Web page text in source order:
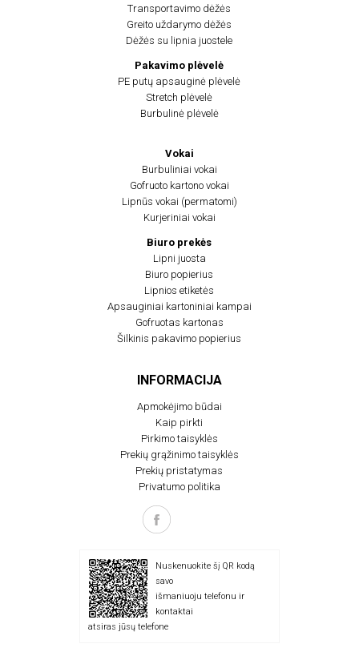
Transportavimo dėžės
Greito uždarymo dėžės
Dėžės su lipnia juostele
Pakavimo plėvelė
PE putų apsauginė plėvelė
Stretch plėvelė
Burbulinė plėvelė
Vokai
Burbuliniai vokai
Gofruoto kartono vokai
Lipnūs vokai (permatomi)
Kurjeriniai vokai
Biuro prekės
Lipni juosta
Biuro popierius
Lipnios etiketės
Apsauginiai kartoniniai kampai
Gofruotas kartonas
Šilkinis pakavimo popierius
INFORMACIJA
Apmokėjimo būdai
Kaip pirkti
Pirkimo taisyklės
Prekių grąžinimo taisyklės
Prekių pristatymas
Privatumo politika
Nuskenuokite šį QR kodą
savo
išmaniuoju telefonu ir
kontaktai
atsiras jūsų telefone